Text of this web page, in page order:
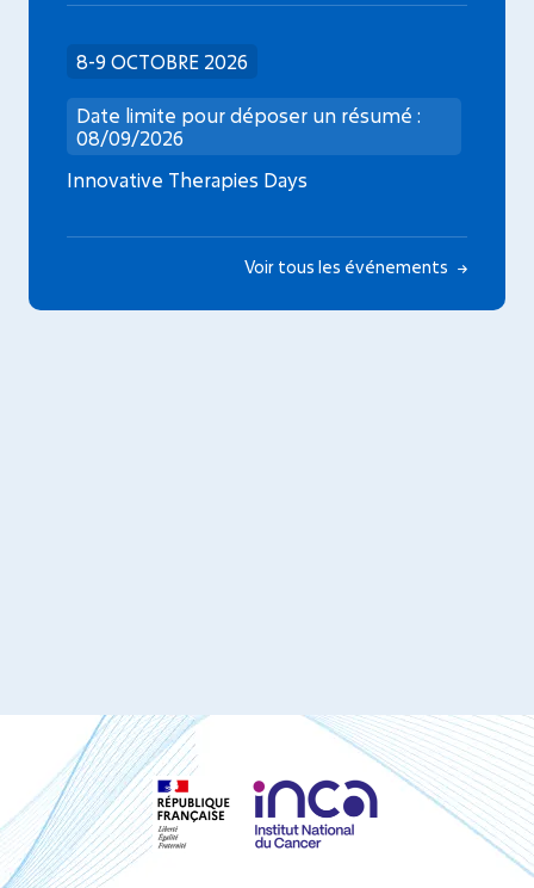
8-9 OCTOBRE 2026
Date limite pour déposer un résumé :
08/09/2026
Innovative Therapies Days
Voir tous les événements